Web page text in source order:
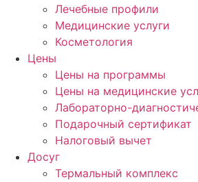
Лечебные профили
Медицинские услуги
Косметология
Цены
Цены на программы
Цены на медицинские
Лабораторно-
Подарочный сертификат
Налоговый вычет
Досуг
Термальный комплекс